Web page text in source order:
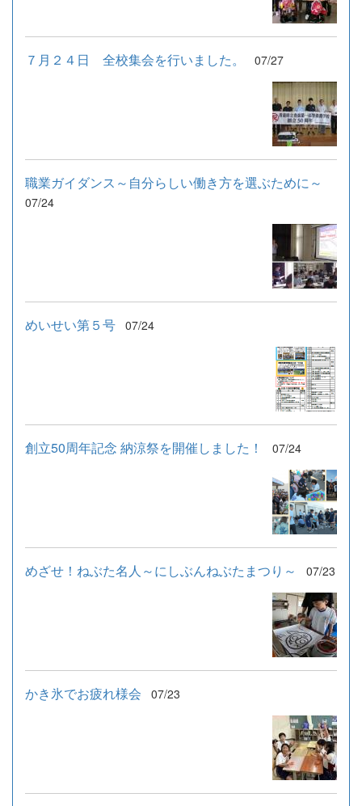
７月２４日 全校集会を行いました。 07/27
職業ガイダンス～自分らしい働き方を選ぶために～
07/24
めいせい第５号 07/24
創立50周年記念 納涼祭を開催しました！ 07/24
めざせ！ねぶた名人～にしぶんねぶたまつり～ 07/23
かき氷でお疲れ様会 07/23